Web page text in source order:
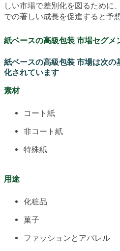
しい市場で差別化を図るために
での著しい成長を促進すると予
紙ベースの高級包装 市場セグメ
紙ベースの高級包装 市場は次の
化されています
素材
コート紙
非コート紙
特殊紙
用途
化粧品
菓子
ファッションとアパレル